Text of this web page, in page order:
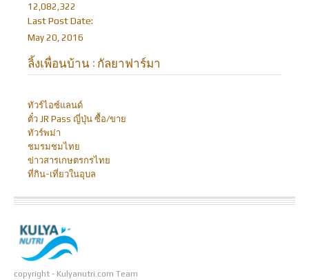
12,082,322
Last Post Date:
May 20, 2016
ลิ้งเพื่อนบ้าน : กัลยาฟาร์มา
ทัวร์ไอซ์แลนด์
ตั๋ว JR Pass ญี่ปุ่น ซื้อ/ขาย
ทัวร์พม่า
ชมรมชมไทย
ข่าวสารเกษตรกรไทย
ที่กิน-เที่ยวในอุบล
copyright - Kulyanutri.com Team